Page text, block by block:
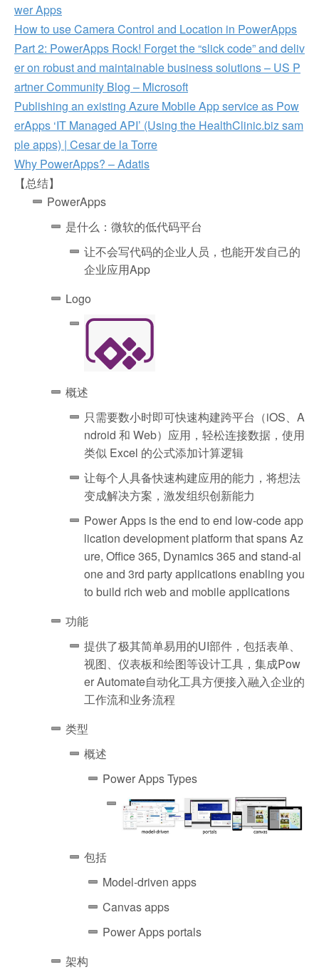
wer Apps
How to use Camera Control and Location in PowerApps
Part 2: PowerApps Rock! Forget the “slick code” and deliv
er on robust and maintainable business solutions – US P
artner Community Blog – Microsoft
Publishing an existing Azure Mobile App service as Pow
erApps ‘IT Managed API’ (Using the HealthClinic.biz sam
ple apps) | Cesar de la Torre
Why PowerApps? – Adatis
【总结】
PowerApps
是什么：微软的低代码平台
让不会写代码的企业人员，也能开发自己的
企业应用App
Logo
概述
只需要数小时即可快速构建跨平台（iOS、A
ndroid 和 Web）应用，轻松连接数据，使用
类似 Excel 的公式添加计算逻辑
让每个人具备快速构建应用的能力，将想法
变成解决方案，激发组织创新能力
Power Apps is the end to end low-code app
lication development platform that spans Az
ure, Office 365, Dynamics 365 and stand-al
one and 3rd party applications enabling you
to build rich web and mobile applications
功能
提供了极其简单易用的UI部件，包括表单、
视图、仪表板和绘图等设计工具，集成Pow
er Automate自动化工具方便接入融入企业的
工作流和业务流程
类型
概述
Power Apps Types
包括
Model-driven apps
Canvas apps
Power Apps portals
架构